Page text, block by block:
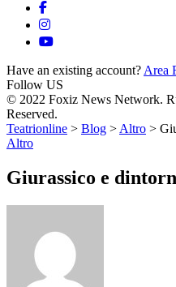
Have an existing account? Area
Follow US
© 2022 Foxiz News Network.
Reserved.
Teatrionline > Blog > Altro >
Altro
Giurassico e